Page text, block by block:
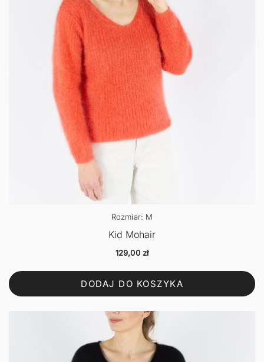
Rozmiar: M
Kid Mohair
129,00 zł
DODAJ DO KOSZYKA